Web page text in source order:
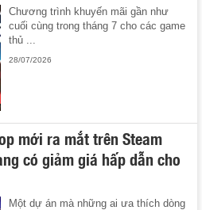
Chương trình khuyến mãi gần như
cuối cùng trong tháng 7 cho các game
thủ ...
28/07/2026
mới ra mắt trên Steam
có giảm giá hấp dẫn cho
Một dự án mà những ai ưa thích dòng